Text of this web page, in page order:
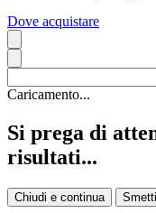
Dove acquistare
Caricamento...
Si prega di
risultati...
Chiudi e continua